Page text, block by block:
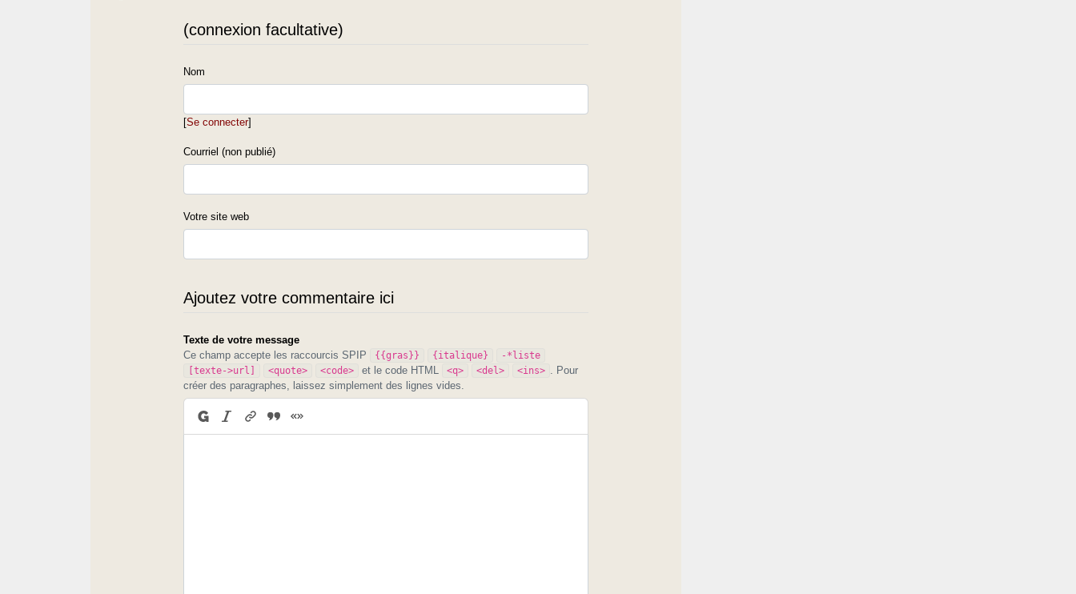
(connexion facultative)
Nom
[Se connecter]
Courriel (non publié)
Votre site web
Ajoutez votre commentaire ici
Texte de votre message
Ce champ accepte les raccourcis SPIP
{{gras}} {italique}
-*liste
[texte->url]
<quote> <code> et le code HTML <q> <del> <ins>
. Pour
créer des paragraphes, laissez simplement des lignes vides.